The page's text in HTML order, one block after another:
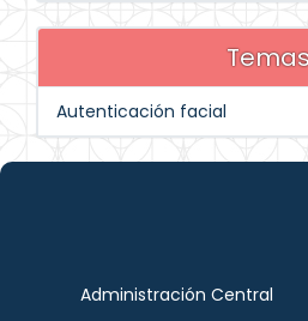
Autenticación facial
Administración Central